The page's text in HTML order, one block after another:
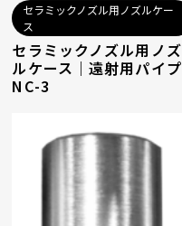
セラミックノズル用ノズルケー
ス
セラミックノズル用ノズ
ルケース｜遠射用パイプ
NC-3